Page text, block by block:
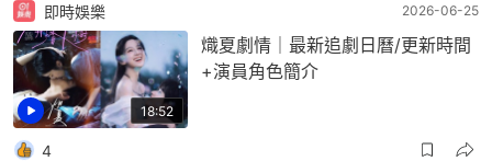
18:52
即時娛樂 2026-06-25
熾夏劇情｜最新追劇日曆/更新時間
+演員角色簡介
4